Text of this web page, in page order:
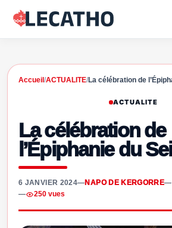
Accueil /ACTUALITE/La célébration de
ACTUALITE
La célébration de
l’Épiphanie du
6 JANVIER 2024—NAPO DE KERGORRE—
—
250 vues